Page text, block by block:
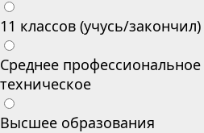
11 классов (учусь/закончил)
Среднее
техническое
Высшее образования